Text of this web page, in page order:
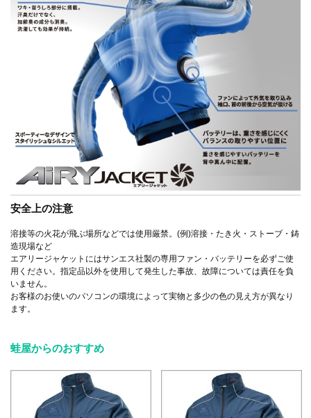
安全上の注意
溶接等の火花が飛ぶ場所などでは使用厳禁。(例)溶接・たき火・ストーブ・鋳
造現場など
エアリージャケットにはサンエス社製の専用ファン・バッテリーを必ずご使
用ください。指定品以外を使用して発生した事故、故障については責任を負
いません。
お客様のお使いのパソコンの環境によって実物と多少の色の見え方が異なり
ます。
蛙屋からのおすすめ